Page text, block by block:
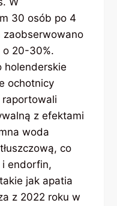
30 osób po 4
zaobserwowano
o 20-30%.
holenderskie
ochotnicy
raportowali
z efektami
woda
co
i endorfin,
jak apatia
z 2022 roku w